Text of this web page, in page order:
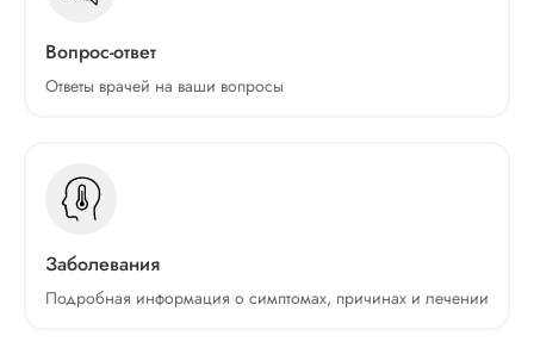
Вопрос-ответ
Ответы врачей на ваши вопросы
Заболевания
Подробная информация о симптомах, причинах и лечении